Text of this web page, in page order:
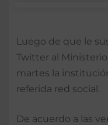
Luego de que le
Twitter al
martes la
referida red social.
De acuerdo a las